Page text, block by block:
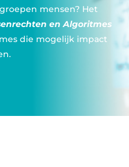
mensen? Het
en Algoritmes
die mogelijk impact